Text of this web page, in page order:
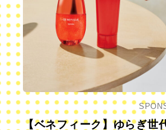
【ベネフィーク】ゆらぎ世